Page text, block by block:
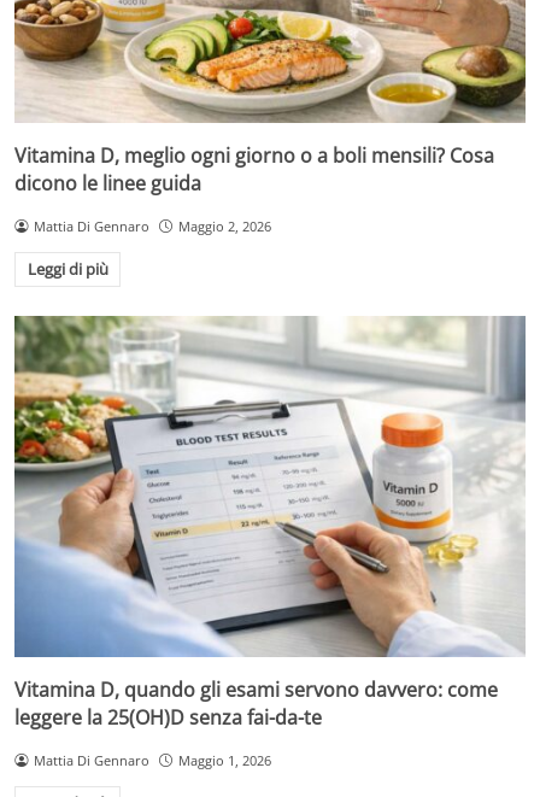
Vitamina D, meglio ogni giorno o a boli mensili? Cosa
dicono le linee guida
Mattia Di Gennaro Maggio 2, 2026
Leggi di più
Vitamina D, quando gli esami servono davvero: come
leggere la 25(OH)D senza fai-da-te
Mattia Di Gennaro Maggio 1, 2026